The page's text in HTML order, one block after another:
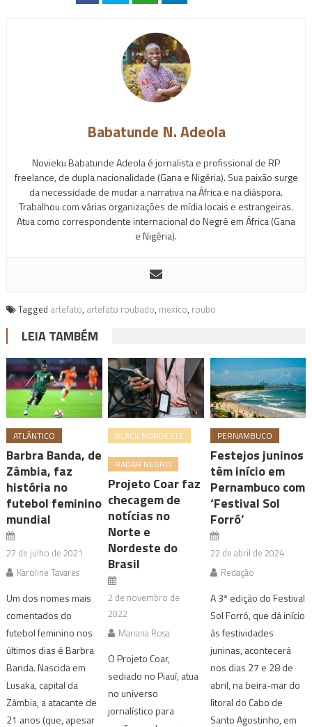
Babatunde N. Adeola
Novieku Babatunde Adeola é jornalista e profissional de RP
freelance, de dupla nacionalidade (Gana e Nigéria). Sua paixão surge
da necessidade de mudar a narrativa na África e na diáspora.
Trabalhou com várias organizações de mídia locais e estrangeiras.
Atua como correspondente internacional do Negrê em África (Gana
e Nigéria).
Tagged artefato, artefato roubado, mexico, roubo
LEIA TAMBÉM
ATLÂNTICO
Barbra Banda, de
Zâmbia, faz
história no
futebol feminino
mundial
27 de julho de 2021
Karoline Tavares
Um dos nomes mais
comentados do
futebol feminino nos
últimos dias é Barbra
Banda. Nascida em
Lusaka, capital da
Zâmbia, a atacante de
21 anos (que, apesar
BLACK NORDESTE
RADAR NEGRO
Projeto Coar faz
checagem de
notícias no
Norte e
Nordeste do
Brasil
2 de novembro de
2022
Mariana Rosa
O Projeto Coar,
sediado no Piauí, atua
no universo
jornalístico para
PERNAMBUCO
Festejos juninos
têm início em
Pernambuco com
‘Festival Sol
Forró’
22 de abril de 2024
Redação
A 3ª edição do Festival
Sol Forró, que dá início
às festividades
juninas, acontecerá
nos dias 27 e 28 de
abril, na beira-mar do
litoral do Cabo de
Santo Agostinho, em